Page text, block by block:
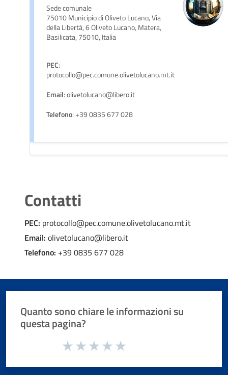
Sede comunale
75010 Municipio di Oliveto Lucano, Via
della Libertà, 6 Oliveto Lucano, Matera,
Basilicata, 75010, Italia
PEC:
protocollo@pec.comune.olivetolucano.mt.it
Email: olivetolucano@libero.it
Telefono: +39 0835 677 028
Contatti
PEC: protocollo@pec.comune.olivetolucano.mt.it
Email: olivetolucano@libero.it
Telefono: +39 0835 677 028
Quanto sono chiare le informazioni su
questa pagina?
Valuta da 1 a 5 stelle la pagina